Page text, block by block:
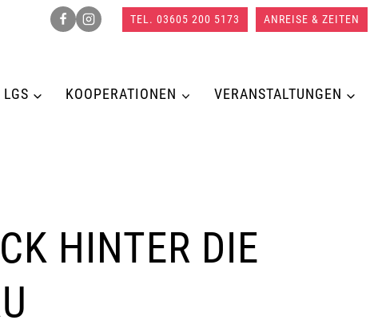
TEL. 03605 200 5173 ANREISE & ZEITEN
LGS KOOPERATIONEN VERANSTALTUNGEN
HINTER DIE